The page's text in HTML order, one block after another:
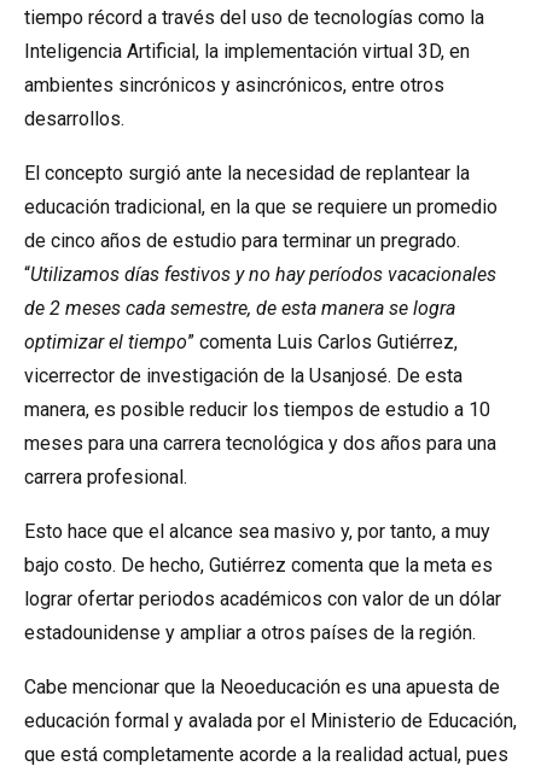
tiempo récord a través del uso de tecnologías como la
Inteligencia Artificial, la implementación virtual 3D, en
ambientes sincrónicos y asincrónicos, entre otros
desarrollos.
El concepto surgió ante la necesidad de replantear la
educación tradicional, en la que se requiere un promedio
de cinco años de estudio para terminar un pregrado.
“Utilizamos días festivos y no hay períodos vacacionales
de 2 meses cada semestre, de esta manera se logra
optimizar el tiempo” comenta Luis Carlos Gutiérrez,
vicerrector de investigación de la Usanjosé. De esta
manera, es posible reducir los tiempos de estudio a 10
meses para una carrera tecnológica y dos años para una
carrera profesional.
Esto hace que el alcance sea masivo y, por tanto, a muy
bajo costo. De hecho, Gutiérrez comenta que la meta es
lograr ofertar periodos académicos con valor de un dólar
estadounidense y ampliar a otros países de la región.
Cabe mencionar que la Neoeducación es una apuesta de
educación formal y avalada por el Ministerio de Educación,
que está completamente acorde a la realidad actual, pues